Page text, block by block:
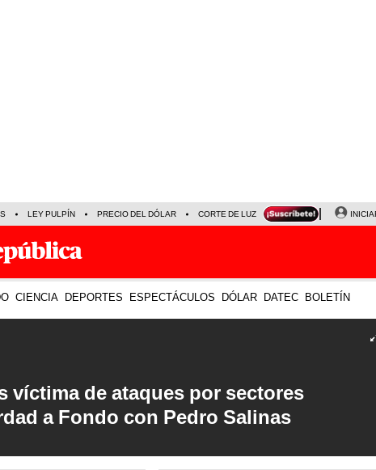
LEY PULPÍN PRECIO DEL DÓLAR CORTE DE LUZ VIERNES 7 DE AGOSTO
CIENCIA DEPORTES ESPECTÁCULOS DÓLAR DATEC BOLETÍN
víctima de ataques por sectores
a Fondo con Pedro Salinas